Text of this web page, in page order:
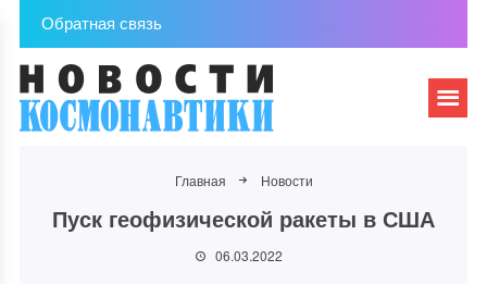
Обратная связь
Главная Новости
Пуск геофизической ракеты в США
06.03.2022